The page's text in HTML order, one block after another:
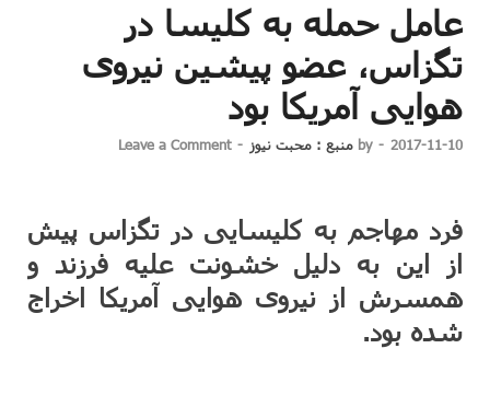
عامل حمله به کلیسا در
تگزاس، عضو پیشین نیروی
هوایی آمریکا بود
2017-11-10
-
by منبع : محبت نیوز -
Leave a Comment
فرد مهاجم به کلیسایی در تگزاس پیش
از این به دلیل خشونت علیه فرزند و
همسرش از نیروی هوایی آمریکا اخراج
شده بود.